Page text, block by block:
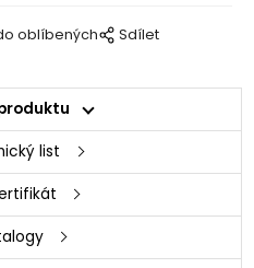
oblíbených Sdílet
list